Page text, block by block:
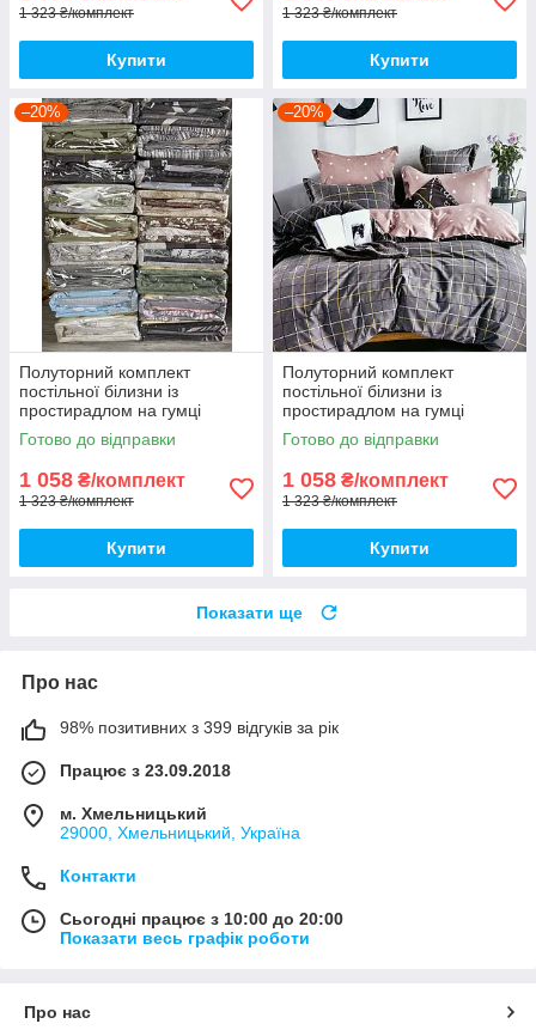
1 323 ₴/комплект
Купити
1 323 ₴/комплект
Купити
–20%
Полуторний комплект
постільної білизни із
простирадлом на гумці
150*220см. Постільна білизна
з фланелі
Готово до відправки
1 058 ₴/комплект
1 323 ₴/комплект
Купити
–20%
Полуторний комплект
постільної білизни із
простирадлом на гумці
150*220см. Постільна білизна
з фланелі
Готово до відправки
1 058 ₴/комплект
1 323 ₴/комплект
Купити
Показати ще
Про нас
98% позитивних з 399 відгуків за рік
Працює з 23.09.2018
м. Хмельницький
29000, Хмельницький, Україна
Контакти
Сьогодні працює з 10:00 до 20:00
Показати весь графік роботи
Про нас